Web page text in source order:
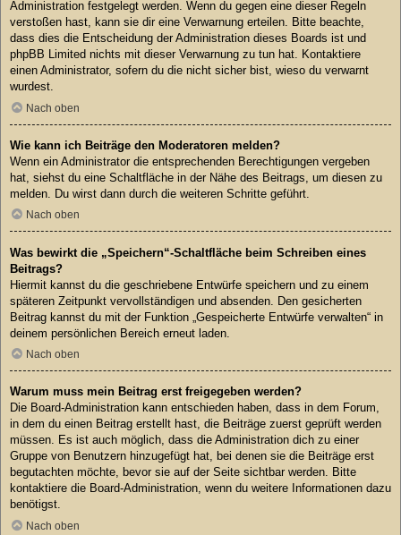
Administration festgelegt werden. Wenn du gegen eine dieser Regeln
verstoßen hast, kann sie dir eine Verwarnung erteilen. Bitte beachte,
dass dies die Entscheidung der Administration dieses Boards ist und
phpBB Limited nichts mit dieser Verwarnung zu tun hat. Kontaktiere
einen Administrator, sofern du die nicht sicher bist, wieso du verwarnt
wurdest.
Nach oben
Wie kann ich Beiträge den Moderatoren melden?
Wenn ein Administrator die entsprechenden Berechtigungen vergeben
hat, siehst du eine Schaltfläche in der Nähe des Beitrags, um diesen zu
melden. Du wirst dann durch die weiteren Schritte geführt.
Nach oben
Was bewirkt die „Speichern“-Schaltfläche beim Schreiben eines
Beitrags?
Hiermit kannst du die geschriebene Entwürfe speichern und zu einem
späteren Zeitpunkt vervollständigen und absenden. Den gesicherten
Beitrag kannst du mit der Funktion „Gespeicherte Entwürfe verwalten“ in
deinem persönlichen Bereich erneut laden.
Nach oben
Warum muss mein Beitrag erst freigegeben werden?
Die Board-Administration kann entschieden haben, dass in dem Forum,
in dem du einen Beitrag erstellt hast, die Beiträge zuerst geprüft werden
müssen. Es ist auch möglich, dass die Administration dich zu einer
Gruppe von Benutzern hinzugefügt hat, bei denen sie die Beiträge erst
begutachten möchte, bevor sie auf der Seite sichtbar werden. Bitte
kontaktiere die Board-Administration, wenn du weitere Informationen dazu
benötigst.
Nach oben